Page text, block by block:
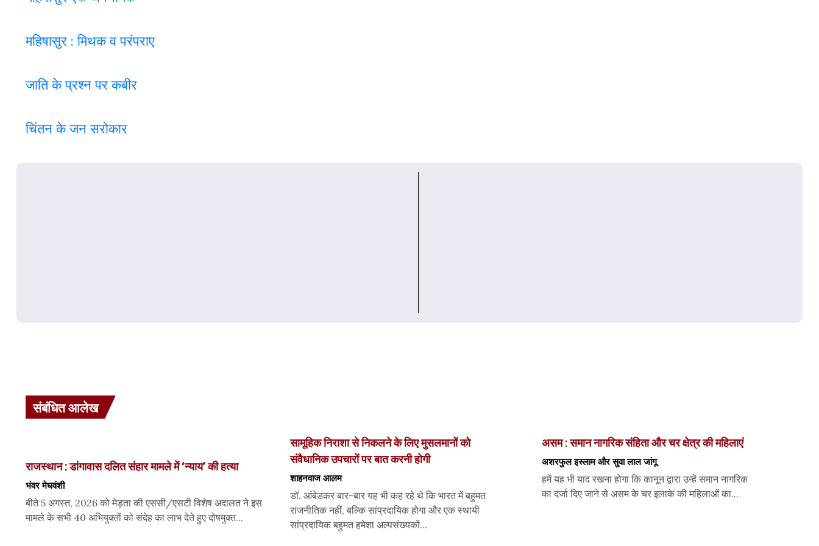
महिषासुर : मिथक व परंपराए
जाति के प्रश्न पर कबीर
चिंतन के जन सरोकार
संबंधित आलेख
राजस्थान : डांगावास दलित संहार मामले में ‘न्याय’ की हत्या
भंवर मेघवंशी
बीते 5 अगस्त, 2026 को मेड़ता की एससी/एसटी विशेष अदालत ने इस
मामले के सभी 40 अभियुक्तों को संदेह का लाभ देते हुए दोषमुक्त...
सामूहिक निराशा से निकलने के लिए मुसलमानों को
संवैधानिक उपचारों पर बात करनी होगी
शाहनवाज आलम
डॉ. आंबेडकर बार-बार यह भी कह रहे थे कि भारत में बहुमत
राजनीतिक नहीं, बल्कि सांप्रदायिक होगा और एक स्थायी
सांप्रदायिक बहुमत हमेशा अल्पसंख्यकों...
असम : समान नागरिक संहिता और चर क्षेत्र की महिलाएं
अशरफुल इस्लाम और सुवा लाल जांगू
हमें यह भी याद रखना होगा कि कानून द्वारा उन्हें समान नागरिक
का दर्जा दिए जाने से असम के चर इलाके की महिलाओं का...